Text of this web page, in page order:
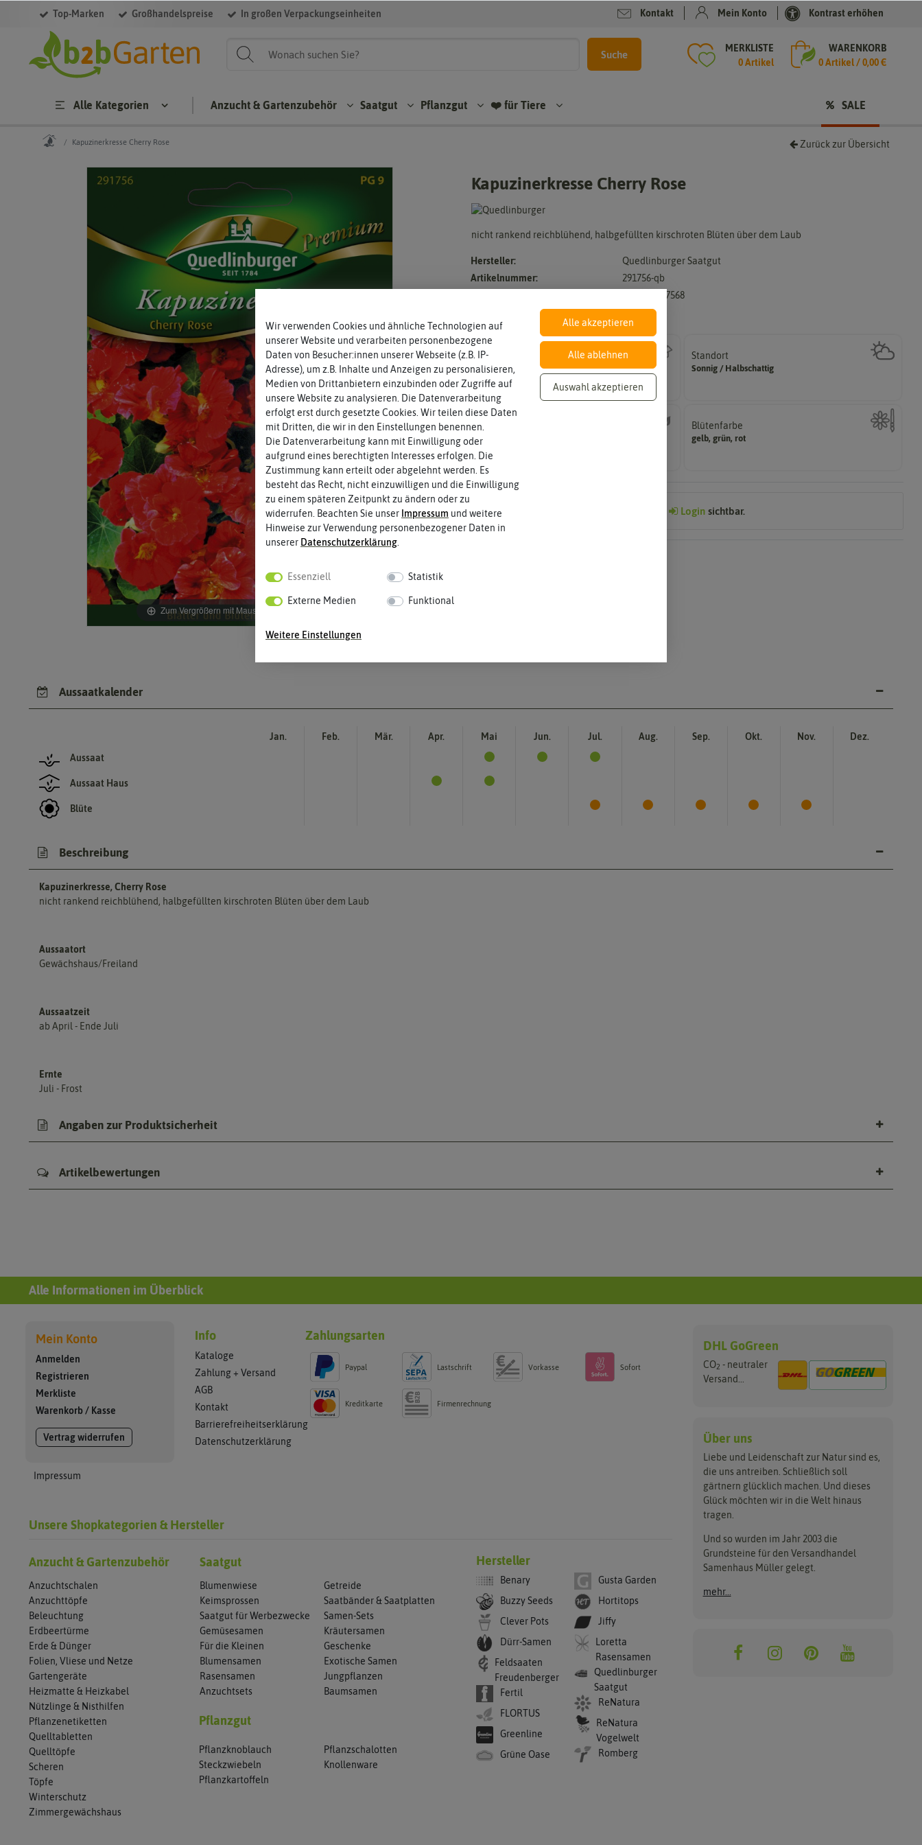
Top-Marken Großhandelspreise In großen Verpackungseinheiten Kontakt Mein Konto Kontrast erhöhen
Suche
MERKLISTE
0 Artikel
WARENKORB
0Artikel /0,00 €
Alle Kategorien Anzucht & Gartenzubehör Saatgut Pflanzgut ❤️ für Tiere SALE
Kapuzinerkresse Cherry Rose Zurück zur Übersicht
Zum Vergrößern mit Maus über das Bild fahren
Kapuzinerkresse Cherry Rose
nicht rankend reichblühend, halbgefüllten kirschroten Blüten über dem Laub
Hersteller:
Quedlinburger Saatgut
Artikelnummer:
291756-qb
4050422217568
Inhalt
3 g (reicht für ca. 25 Pflanzen)
Wie viel ist enthalten
Standort
Sonnig / Halbschattig
Wie viel Licht benötigt die Pflanze? (schattig,
halbschattig, sonnig, vollsonnig)
Lebensdauer
einjährig
Pflanzen werden kategorisiert in: einjährig,
zweijährig oder mehrjährig.
Blütenfarbe
gelb, grün, rot
Wie ist die Blüte eingefärbt? Kann auch mehrfarbig
sein.
Loginsichtbar.
Aussaatkalender
Aussaat
Aussaat Haus
Blüte
Jan. Feb. Mär. Apr. Mai Jun. Jul. Aug. Sep. Okt. Nov. Dez.
Beschreibung
Kapuzinerkresse, Cherry Rose
nicht rankend reichblühend, halbgefüllten kirschroten Blüten über dem Laub
Aussaatort
Gewächshaus/Freiland
Aussaatzeit
ab April - Ende Juli
Ernte
Juli - Frost
Angaben zur Produktsicherheit
Artikelbewertungen
Alle Informationen im Überblick
Mein Konto
Anmelden
Registrieren
Merkliste
Warenkorb / Kasse
Vertrag widerrufen
Impressum
Info
Kataloge
Zahlung + Versand
AGB
Kontakt
Barrierefreiheitserklärung
Datenschutzerklärung
Zahlungsarten
Paypal Lastschrift Vorkasse Sofort
Kreditkarte Firmenrechnung
Unsere Shopkategorien & Hersteller
Anzucht & Gartenzubehör
Anzuchtschalen
Anzuchttöpfe
Beleuchtung
Erdbeertürme
Erde & Dünger
Folien, Vliese und Netze
Gartengeräte
Heizmatte & Heizkabel
Nützlinge & Nisthilfen
Pflanzenetiketten
Quelltabletten
Quelltöpfe
Scheren
Töpfe
Winterschutz
Zimmergewächshaus
Saatgut
Blumenwiese
Getreide
Keimsprossen
Saatbänder & Saatplatten
Saatgut für Werbezwecke
Samen-Sets
Gemüsesamen
Kräutersamen
Für die Kleinen
Geschenke
Blumensamen
Exotische Samen
Rasensamen
Jungpflanzen
Anzuchtsets
Baumsamen
Pflanzgut
Pflanzknoblauch
Pflanzschalotten
Steckzwiebeln
Knollenware
Pflanzkartoffeln
Hersteller
Benary
Buzzy Seeds
Clever Pots
Dürr-Samen
Feldsaaten
Freudenberger
Fertil
FLORTUS
Greenline
Grüne Oase
Gusta Garden
Hortitops
Jiffy
Loretta
Rasensamen
Quedlinburger
Saatgut
ReNatura
ReNatura
Vogelwelt
Romberg
DHL GoGreen
CO2 - neutraler
Versand...
Über uns
Liebe und Leidenschaft zur Natur sind es,
die uns antreiben. Schließlich soll
gärtnern glücklich machen. Und dieses
Glück möchten wir in die Welt hinaus
tragen.
Und so wurden im Jahr 2003 die
Grundsteine für den Versandhandel
Samenhaus Müller gelegt.
mehr...
Wir verwenden Cookies und ähnliche Technologien auf
unserer Website und verarbeiten personenbezogene
Daten von Besucher:innen unserer Webseite (z.B. IP-
Adresse), um z.B. Inhalte und Anzeigen zu personalisieren,
Medien von Drittanbietern einzubinden oder Zugriffe auf
unsere Website zu analysieren. Die Datenverarbeitung
erfolgt erst durch gesetzte Cookies. Wir teilen diese Daten
mit Dritten, die wir in den Einstellungen benennen.
Die Datenverarbeitung kann mit Einwilligung oder
aufgrund eines berechtigten Interesses erfolgen. Die
Zustimmung kann erteilt oder abgelehnt werden. Es
besteht das Recht, nicht einzuwilligen und die Einwilligung
zu einem späteren Zeitpunkt zu ändern oder zu
widerrufen. Beachten Sie unser Impressum und weitere
Hinweise zur Verwendung personenbezogener Daten in
unserer Daten­schutz­erklärung
Essenziell Statistik
Externe Medien Funktional
Weitere Einstellungen
Alle akzeptieren
Alle ablehnen
Auswahl akzeptieren